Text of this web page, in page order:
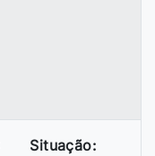
Situação: